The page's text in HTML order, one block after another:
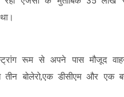
रूम से अपने पास मौजूद
तीन बोलेरो,एक डीसीएम और